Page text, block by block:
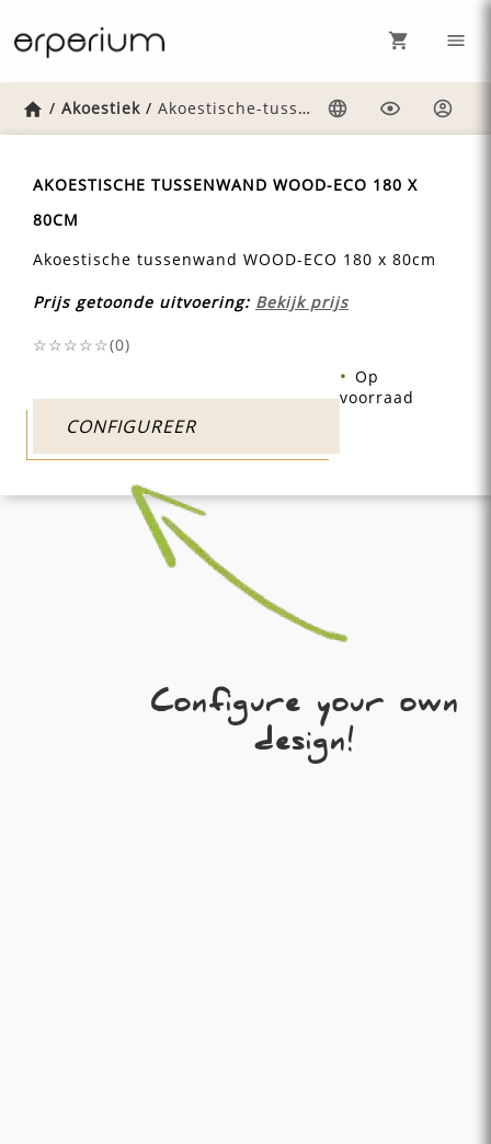
Home
/ Akoestiek / Akoestische-tussenwand-wood-eco-180-x-80cm
AKOESTISCHE TUSSENWAND WOOD-ECO 180 X
80CM
Akoestische tussenwand WOOD-ECO 180 x 80cm
Prijs getoonde uitvoering: Bekijk prijs
☆☆☆☆☆(0)
CONFIGUREER
Op
voorraad
Configure your own
design!